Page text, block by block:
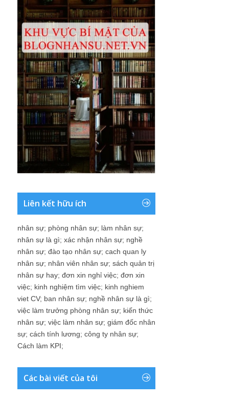
Liên kết hữu ích
nhân sự; phòng nhân sự; làm nhân sự;
nhân sự là gì; xác nhận nhân sự; nghề
nhân sự; đào tạo nhân sự; cach quan ly
nhân sự; nhân viên nhân sự; sách quản trị
nhân sự hay; đơn xin nghỉ việc; đơn xin
việc; kinh nghiệm tìm việc; kinh nghiem
viet CV; ban nhân sự; nghề nhân sự là gì;
việc làm trưởng phòng nhân sự; kiến thức
nhân sự; việc làm nhân sự; giám đốc nhân
sự; cách tính lương; công ty nhân sự;
Cách làm KPI;
Các bài viết của tôi